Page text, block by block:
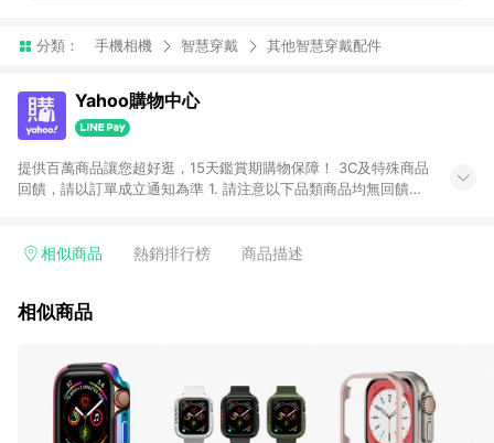
分類： 手機相機 智慧穿戴 其他智慧穿戴配件
Yahoo購物中心
提供百萬商品讓您超好逛，15天鑑賞期購物保障！ 3C及特殊商品
回饋，請以訂單成立通知為準 1. 請注意以下品類商品均無回饋：
電玩/遊戲/相機/單眼/鏡頭/拍立得 [2024/6/1起適用] -內接硬
的購回饋活動享Yahoo超贈點回饋者 - 購物中心商店之商品：商
價券等虛擬貨幣折抵 4. 大宗採購或批發轉賣不具回饋資格： 如
有相關事證認定您為大宗採購、批發轉賣而非最終消費使用者，
相關認定以Yahoo購物中心之認定為準
相似商品 熱銷排行榜 商品描述
相似商品